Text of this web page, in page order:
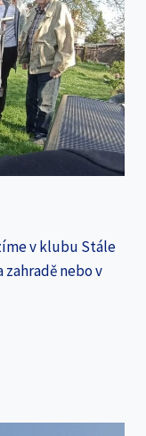
v klubu Stále
zahradě nebo v